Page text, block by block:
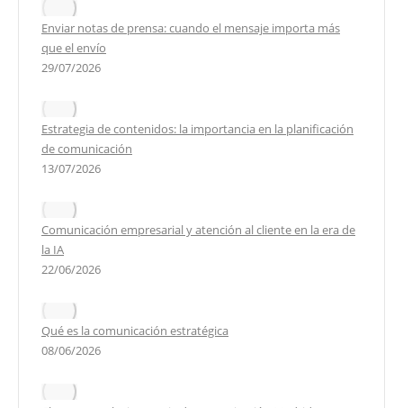
Enviar notas de prensa: cuando el mensaje importa más
que el envío
29/07/2026
Estrategia de contenidos: la importancia en la planificación
de comunicación
13/07/2026
Comunicación empresarial y atención al cliente en la era de
la IA
22/06/2026
Qué es la comunicación estratégica
08/06/2026